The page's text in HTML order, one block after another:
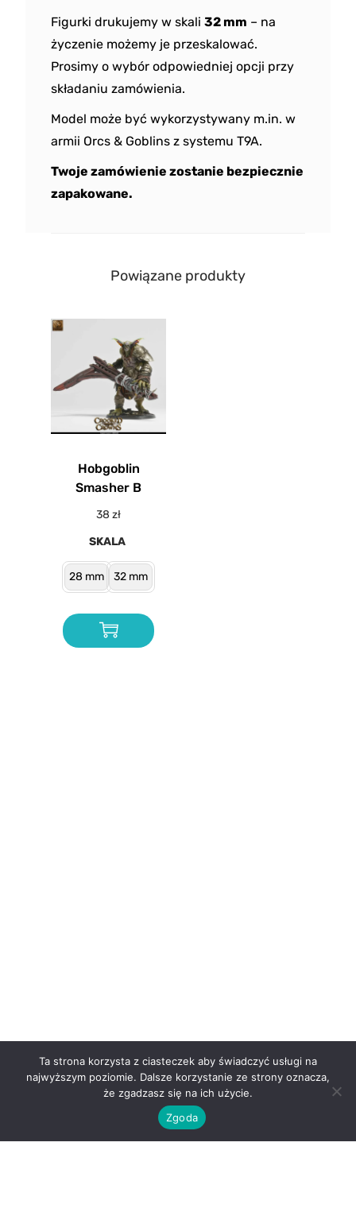
Figurki drukujemy w skali 32 mm – na
życzenie możemy je przeskalować.
Prosimy o wybór odpowiedniej opcji przy
składaniu zamówienia.
Model może być wykorzystywany m.in. w
armii Orcs & Goblins z systemu T9A.
Twoje zamówienie zostanie bezpiecznie
zapakowane.
Powiązane produkty
Hobgoblin
Smasher B
38 zł
SKALA
28 mm 32 mm
Ta strona korzysta z ciasteczek aby świadczyć usługi na
najwyższym poziomie. Dalsze korzystanie ze strony oznacza,
że zgadzasz się na ich użycie.
Zgoda